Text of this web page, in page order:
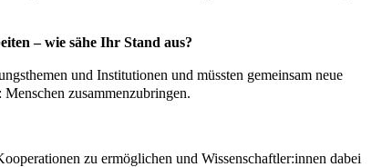
– wie sähe Ihr Stand aus?
und Institutionen und müssten gemeinsam neue
zusammenzubringen.
zu ermöglichen und Wissenschaftler:innen dabei